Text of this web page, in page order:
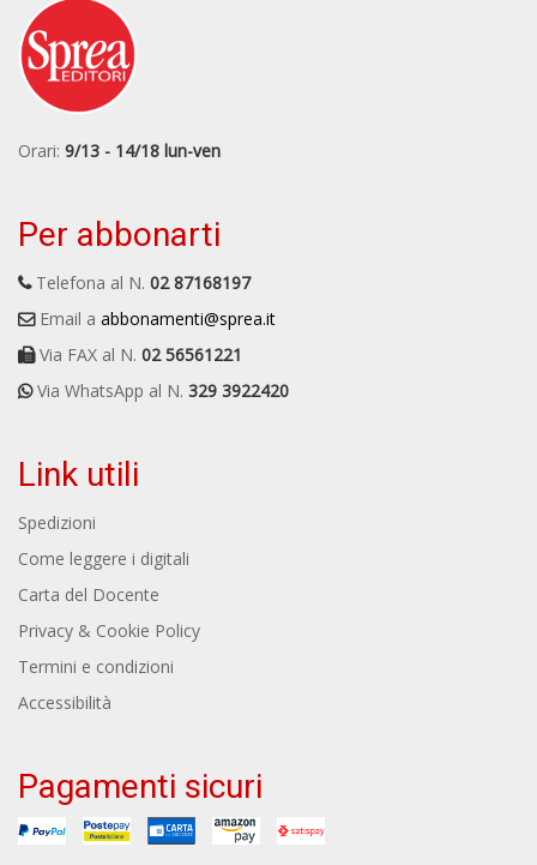
Orari: 9/13 - 14/18 lun-ven
Per abbonarti
Telefona al N. 02 87168197
Email a abbonamenti@sprea.it
Via FAX al N. 02 56561221
Via WhatsApp al N. 329 3922420
Link utili
Spedizioni
Come leggere i digitali
Carta del Docente
Privacy & Cookie Policy
Termini e condizioni
Accessibilità
Pagamenti sicuri